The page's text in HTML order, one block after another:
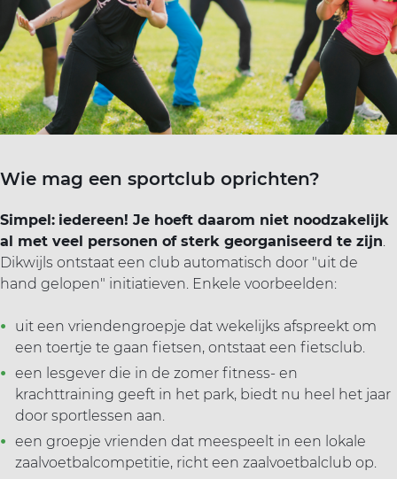
Wie mag een sportclub oprichten?
Simpel: iedereen! Je hoeft daarom niet noodzakelijk
al met veel personen of sterk georganiseerd te zijn
‌Dikwijls ontstaat een club automatisch door "uit de
hand gelopen" initiatieven. ‌Enkele voorbeelden:
uit een vriendengroepje dat wekelijks afspreekt om
een toertje te gaan fietsen, ontstaat een fietsclub.
een lesgever die in de zomer fitness- en
krachttraining geeft in het park, biedt nu heel het jaar
door sportlessen aan.
een groepje vrienden dat meespeelt in een lokale
zaalvoetbalcompetitie, richt een zaalvoetbalclub op.